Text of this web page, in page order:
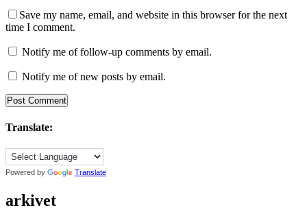
Save my name, email, and website in this browser for the next
time I comment.
Notify me of follow-up comments by email.
Notify me of new posts by email.
Translate:
Powered by Translate
arkivet